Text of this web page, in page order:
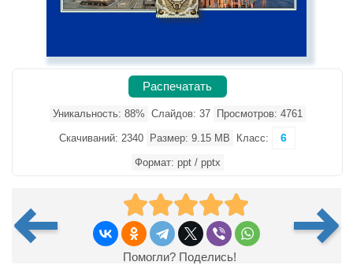
Распечатать
Уникальность: 88% Слайдов: 37 Просмотров: 4761
Скачиваний: 2340 Размер: 9.15 MB Класс: 6
Формат: ppt / pptx
Помогли? Поделись!